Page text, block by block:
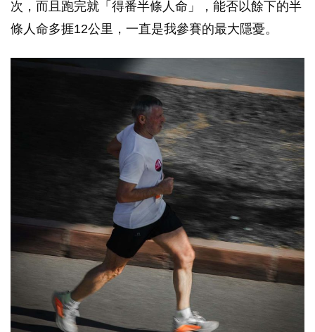
次，而且跑完就「得番半條人命」，能否以餘下的半
條人命多捱12公里，一直是我參賽的最大隱憂。